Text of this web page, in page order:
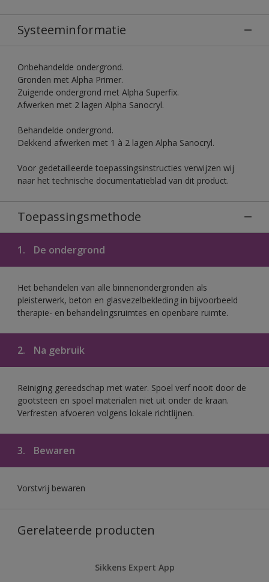
Systeeminformatie
Onbehandelde ondergrond.
Gronden met Alpha Primer.
Zuigende ondergrond met Alpha Superfix.
Afwerken met 2 lagen Alpha Sanocryl.
Behandelde ondergrond.
Dekkend afwerken met 1 à 2 lagen Alpha Sanocryl.
Voor gedetailleerde toepassingsinstructies verwijzen wij
naar het technische documentatieblad van dit product.
Toepassingsmethode
1. De ondergrond
Het behandelen van alle binnenondergronden als
pleisterwerk, beton en glasvezelbekleding in bijvoorbeeld
therapie- en behandelingsruimtes en openbare ruimte.
2. Na gebruik
Reiniging gereedschap met water. Spoel verf nooit door de
gootsteen en spoel materialen niet uit onder de kraan.
Verfresten afvoeren volgens lokale richtlijnen.
3. Bewaren
Vorstvrij bewaren
Gerelateerde producten
Sikkens Expert App